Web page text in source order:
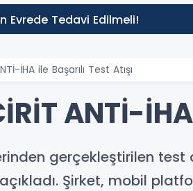
Evrede Tedavi Edilmeli!
İHA ile Başarılı Test Atışı
ANTİ-
gerçekleştirilen
Şirket, mobil